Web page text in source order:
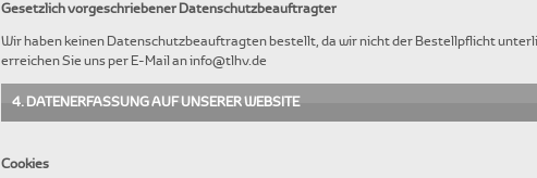
Gesetzlich vorgeschriebener Datenschutzbeauftragter
Wir haben keinen Datenschutzbeauftragten bestellt, da wir nicht der Bestellpflicht
erreichen Sie uns per E-Mail an info@tlhv.de
4. DATENERFASSUNG AUF UNSERER WEBSITE
Cookies